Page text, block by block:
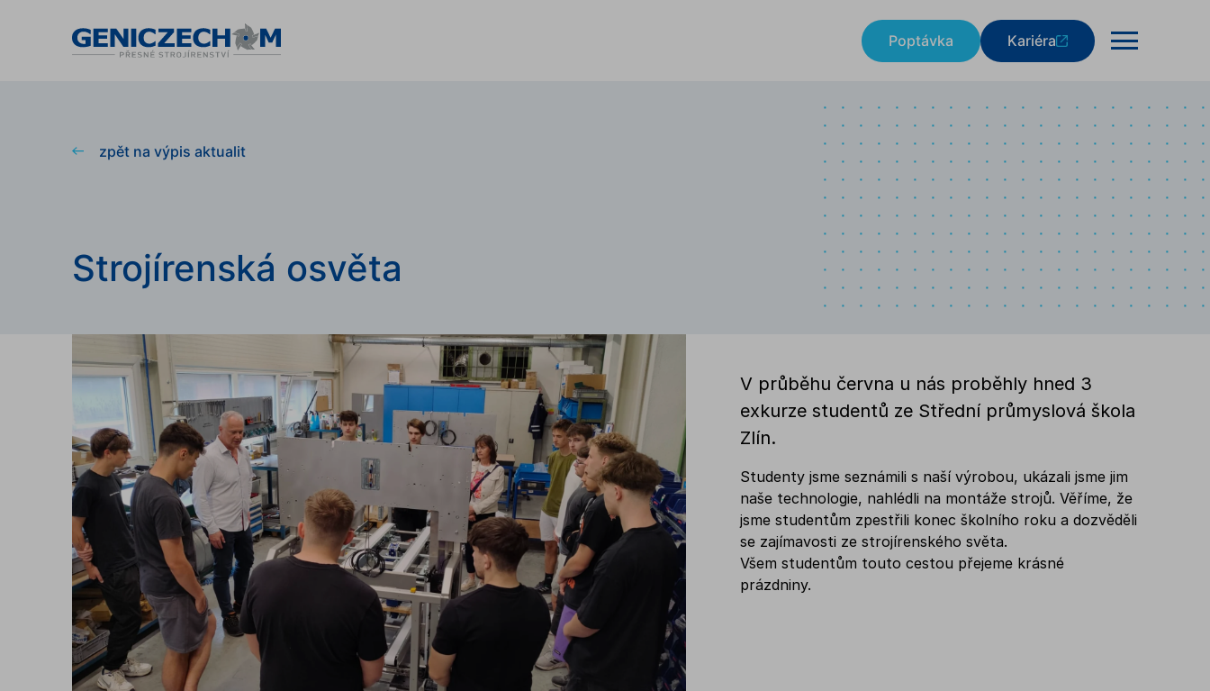
Poptávka Kariéra
zpět na výpis aktualit
Strojírenská osvěta
V průběhu června u nás proběhly hned 3
exkurze studentů ze Střední průmyslová škola
Zlín.
Studenty jsme seznámili s naší výrobou, ukázali jsme jim
naše technologie, nahlédli na montáže strojů. Věříme, že
jsme studentům zpestřili konec školního roku a dozvěděli
se zajímavosti ze strojírenského světa.
Všem studentům touto cestou přejeme krásné
prázdniny.